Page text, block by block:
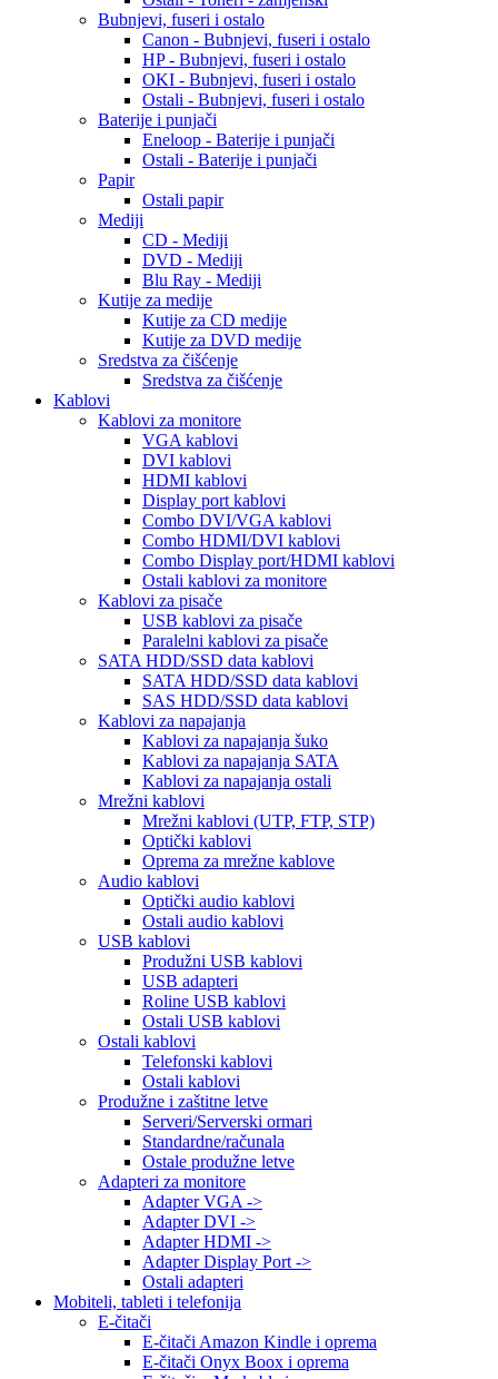
Bubnjevi, fuseri i ostalo
Canon - Bubnjevi, fuseri i ostalo
HP - Bubnjevi, fuseri i ostalo
OKI - Bubnjevi, fuseri i ostalo
Ostali - Bubnjevi, fuseri i ostalo
Baterije i punjači
Eneloop - Baterije i punjači
Ostali - Baterije i punjači
Papir
Ostali papir
Mediji
CD - Mediji
DVD - Mediji
Blu Ray - Mediji
Kutije za medije
Kutije za CD medije
Kutije za DVD medije
Sredstva za čišćenje
Sredstva za čišćenje
Kablovi
Kablovi za monitore
VGA kablovi
DVI kablovi
HDMI kablovi
Display port kablovi
Combo DVI/VGA kablovi
Combo HDMI/DVI kablovi
Combo Display port/HDMI kablovi
Ostali kablovi za monitore
Kablovi za pisače
USB kablovi za pisače
Paralelni kablovi za pisače
SATA HDD/SSD data kablovi
SATA HDD/SSD data kablovi
SAS HDD/SSD data kablovi
Kablovi za napajanja
Kablovi za napajanja šuko
Kablovi za napajanja SATA
Kablovi za napajanja ostali
Mrežni kablovi
Mrežni kablovi (UTP, FTP, STP)
Optički kablovi
Oprema za mrežne kablove
Audio kablovi
Optički audio kablovi
Ostali audio kablovi
USB kablovi
Produžni USB kablovi
USB adapteri
Roline USB kablovi
Ostali USB kablovi
Ostali kablovi
Telefonski kablovi
Ostali kablovi
Produžne i zaštitne letve
Serveri/Serverski ormari
Standardne/računala
Ostale produžne letve
Adapteri za monitore
Adapter VGA ->
Adapter DVI ->
Adapter HDMI ->
Adapter Display Port ->
Ostali adapteri
Mobiteli, tableti i telefonija
E-čitači
E-čitači Amazon Kindle i oprema
E-čitači Onyx Boox i oprema